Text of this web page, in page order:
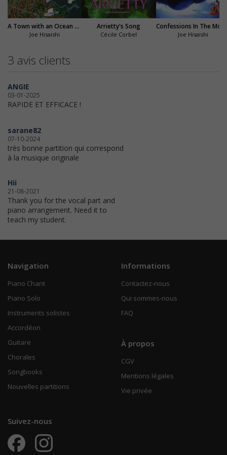
A Town with an Ocean View (Kiki la petite sorcière)
Joe Hisaishi
Arrietty's Song
Cécile Corbel Joe Hisaishi
3 avis clients
ANGIE
03-01-2025
RAPIDE ET EFFICACE !
sarane82
07-10-2024
très bonne partition qui correspond
à la musique originale
Hii
21-08-2021
Thank you for the vocal part and
piano arrangement. Need it to
teach my student.
Navigation
Piano Chant
Piano Solo
Instruments solistes
Accordéon
Guitare
Chorales
Songbooks
Nouvelles partitions
Informations
Contactez-nous
Qui sommes-nous
FAQ
À propos
CGV
Mentions légales
Vie privée
Suivez-nous